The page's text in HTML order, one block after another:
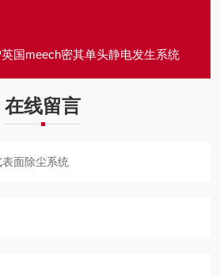
国meech密其单头静电发生系统
在线留言